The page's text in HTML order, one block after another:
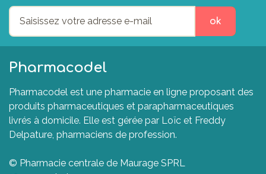
ok
Pharmacodel
Pharmacodel est une pharmacie en ligne proposant des
produits pharmaceutiques et parapharmaceutiques
livrés à domicile. Elle est gérée par Loïc et Freddy
Delpature, pharmaciens de profession.
© Pharmacie centrale de Maurage SPRL